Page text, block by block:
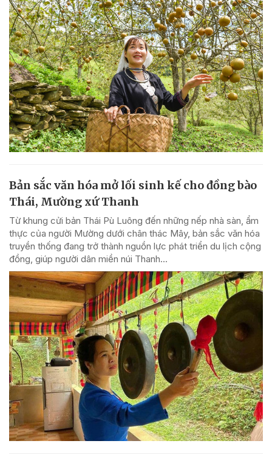
Bản sắc văn hóa mở lối sinh kế cho đồng bào
Thái, Mường xứ Thanh
Từ khung cửi bản Thái Pù Luông đến những nếp nhà sàn, ẩm
thực của người Mường dưới chân thác Mây, bản sắc văn hóa
truyền thống đang trở thành nguồn lực phát triển du lịch cộng
đồng, giúp người dân miền núi Thanh...